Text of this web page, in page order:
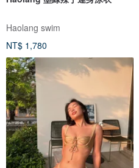
Haolang swim
NT$ 1,780